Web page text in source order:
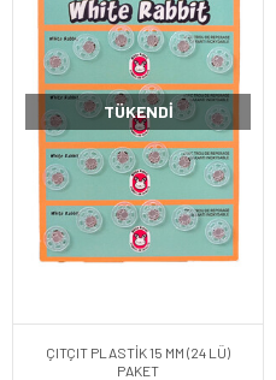
TÜKENDI
ÇITÇIT PLASTİK 15 MM (24 LÜ)
PAKET